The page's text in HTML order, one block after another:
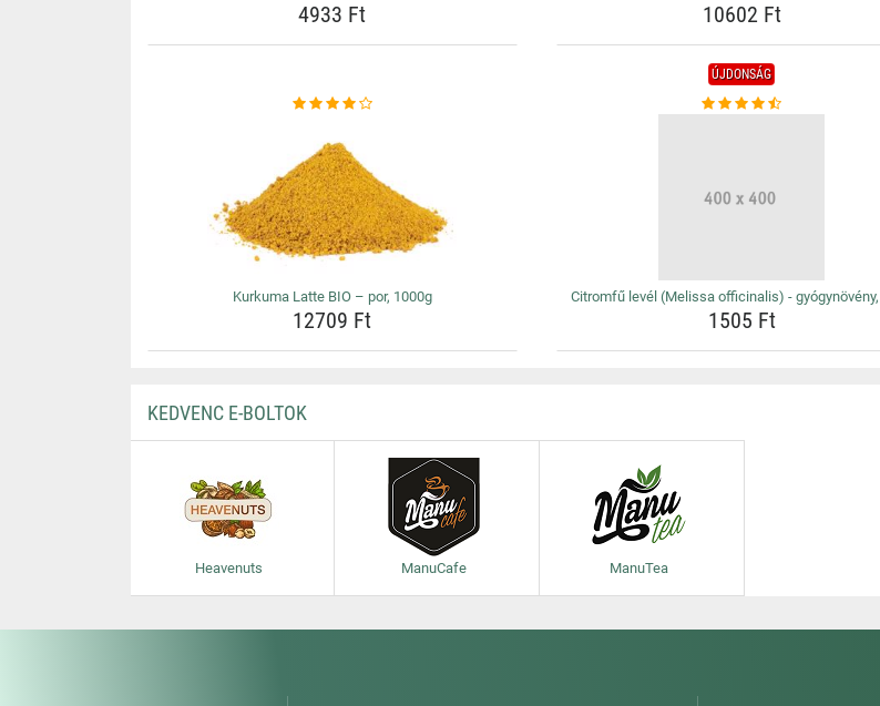
4933 Ft 10602 Ft
Kurkuma Latte BIO – por, 1000g
12709 Ft
ÚJDONSÁG
Citromfű levél (Melissa officinalis) -
1505 Ft
KEDVENC E-BOLTOK
Heavenuts ManuCafe ManuTea